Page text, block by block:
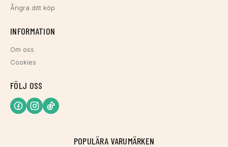
Ångra ditt köp
INFORMATION
Om oss
Cookies
FÖLJ OSS
POPULÄRA VARUMÄRKEN